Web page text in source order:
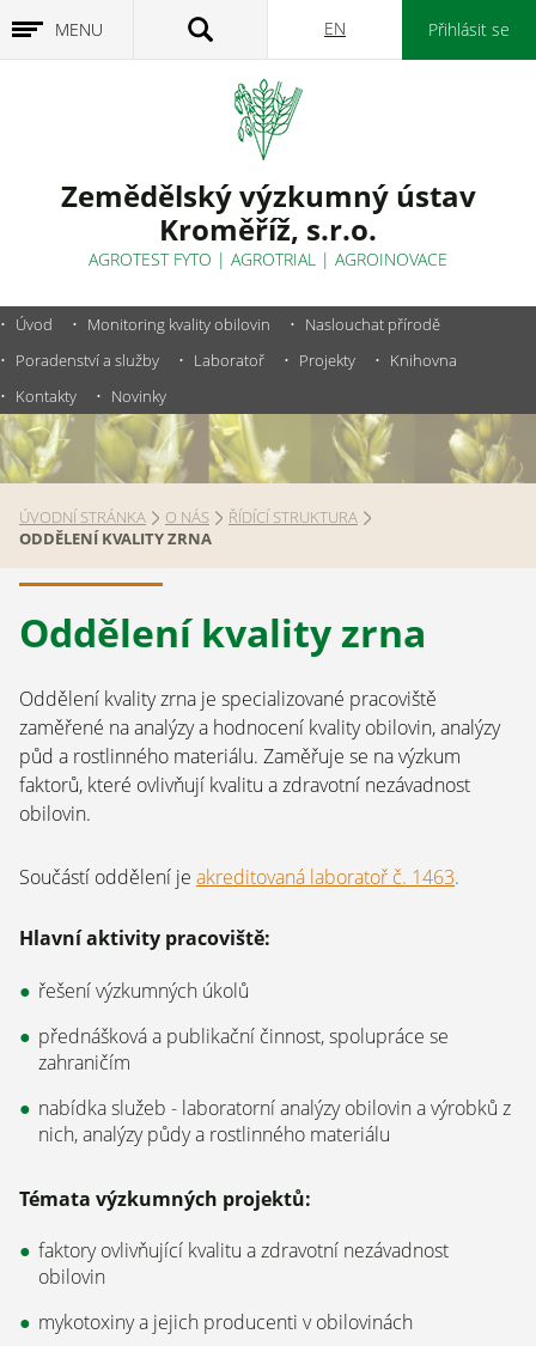
MENU
Zemědělský výzkumný ústav
Kroměříž, s.r.o.
AGROTEST FYTO | AGROTRIAL | AGROINOVACE
EN Přihlásit se
Úvod Monitoring kvality obilovin
Naslouchat přírodě
Poradenství a služby
Laboratoř Projekty
Knihovna
Kontakty
Novinky
ÚVODNÍ STRÁNKA O NÁS
ŘÍDÍCÍ STRUKTURA
ODDĚLENÍ KVALITY ZRNA
Oddělení kvality zrna
Oddělení kvality zrna je specializované pracoviště
zaměřené na analýzy a hodnocení kvality obilovin, analýzy
půd a rostlinného materiálu. Zaměřuje se na výzkum
faktorů, které ovlivňují kvalitu a zdravotní nezávadnost
obilovin.
Součástí oddělení je akreditovaná laboratoř č. 1463.
Hlavní aktivity pracoviště:
řešení výzkumných úkolů
přednášková a publikační činnost, spolupráce se
zahraničím
nabídka služeb - laboratorní analýzy obilovin a výrobků z
nich, analýzy půdy a rostlinného materiálu
Témata výzkumných projektů:
faktory ovlivňující kvalitu a zdravotní nezávadnost
obilovin
mykotoxiny a jejich producenti v obilovinách